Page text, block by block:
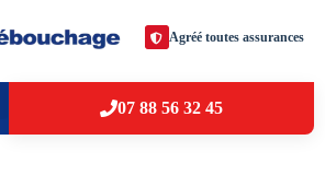
Agréé toutes assurances
07 88 56 32 45